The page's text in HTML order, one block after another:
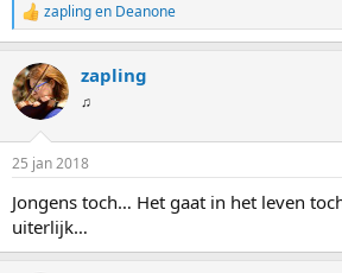
W
a
r
d
e
n
e
n
:
zaplingen Deanone
zapling
♫
25 jan 2018
Jongens toch… Het gaat in het leven
uiterlijk…